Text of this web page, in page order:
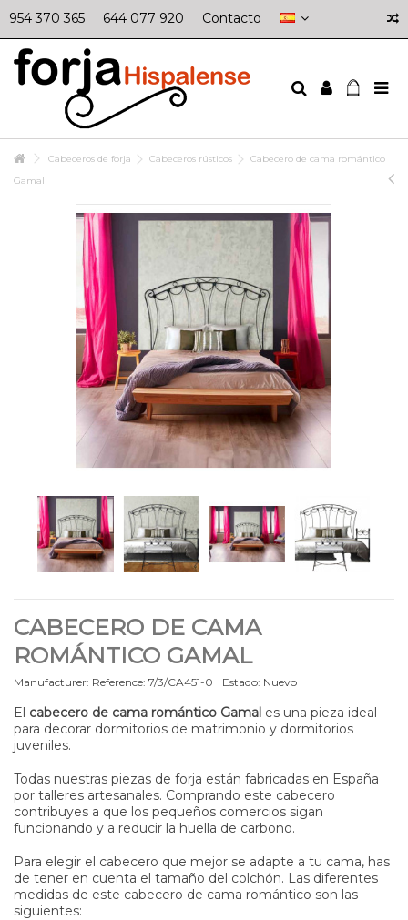
954 370 365 644 077 920 Contacto
Cabeceros de forja Cabeceros rústicos
Cabecero de cama romántico
Gamal
CABECERO DE CAMA
ROMÁNTICO GAMAL
Manufacturer: Reference: 7/3/CA451-0 Estado: Nuevo
El cabecero de cama romántico Gamal es una pieza ideal
para decorar dormitorios de matrimonio y dormitorios
juveniles.
Todas nuestras piezas de forja están fabricadas en España
por talleres artesanales. Comprando este cabecero
contribuyes a que los pequeños comercios sigan
funcionando y a reducir la huella de carbono.
Para elegir el cabecero que mejor se adapte a tu cama, has
de tener en cuenta el tamaño del colchón. Las diferentes
medidas de este cabecero de cama romántico son las
siguientes: